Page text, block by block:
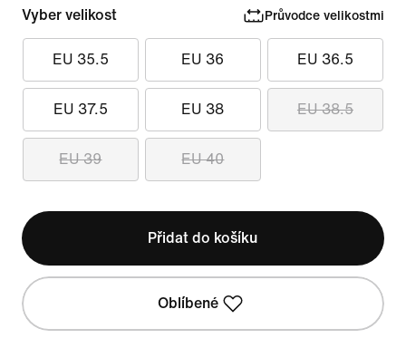
Vyber velikost Průvodce velikostmi
EU 35.5 EU 36 EU 36.5
EU 37.5 EU 38 EU 38.5
EU 39 EU 40
Přidat do košíku
Oblíbené